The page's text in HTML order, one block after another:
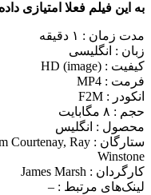
به این فیلم فعلا امتیازی
مدت زمان : ۱ دقیقه
زبان : انگلیسی
کیفیت : HD (image)
فرمت : MP4
انکودر : F2M
حجم : ۸ مگابایت
محصول : انگلیس
ستارگان : Courtenay, Ray
Winstone
کارگردان : James Marsh
لینک‌های مرتبط : –